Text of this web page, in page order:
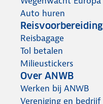
Auto huren
Reisvoorbereiding
Reisbagage
Tol betalen
Milieustickers
Over ANWB
Werken bij ANWB
Vereniging en bedrijf